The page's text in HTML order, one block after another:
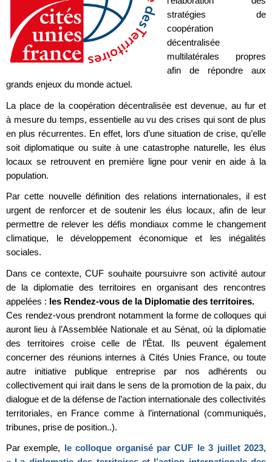
stratégies de
coopération
décentralisée
multilatérales propres
afin de répondre aux
grands enjeux du monde actuel.
La place de la coopération décentralisée est devenue, au fur et
à mesure du temps, essentielle au vu des crises qui sont de plus
en plus récurrentes. En effet, lors d’une situation de crise, qu’elle
soit diplomatique ou suite à une catastrophe naturelle, les élus
locaux se retrouvent en première ligne pour venir en aide à la
population.
Par cette nouvelle définition des relations internationales, il est
urgent de renforcer et de soutenir les élus locaux, afin de leur
permettre de relever les défis mondiaux comme le changement
climatique, le développement économique et les inégalités
sociales.
Dans ce contexte, CUF souhaite poursuivre son activité autour
de la diplomatie des territoires en organisant des rencontres
appelées : les Rendez-vous de la Diplomatie des territoires.
Ces rendez-vous prendront notamment la forme de colloques qui
auront lieu à l’Assemblée Nationale et au Sénat, où la diplomatie
des territoires croise celle de l’État. Ils peuvent également
concerner des réunions internes à Cités Unies France, ou toute
autre initiative publique entreprise par nos adhérents ou
collectivement qui irait dans le sens de la promotion de la paix, du
dialogue et de la défense de l’action internationale des collectivités
territoriales, en France comme à l’international (communiqués,
tribunes, prise de position..).
Par exemple, le colloque organisé par CUF le 3 juillet 2023,